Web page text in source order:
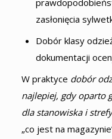
zasłonięcia
Dobór klasy
dokumentacji
W praktyce dobór
najlepiej, gdy oparto
dla stanowiska i
„co jest na